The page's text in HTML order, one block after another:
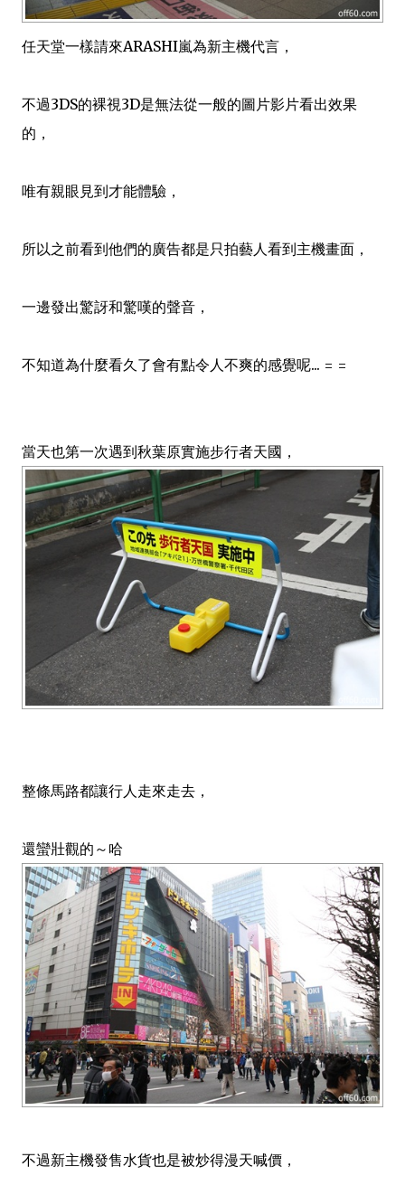
任天堂一樣請來ARASHI嵐為新主機代言，
不過3DS的裸視3D是無法從一般的圖片影片看出效果
的，
唯有親眼見到才能體驗，
所以之前看到他們的廣告都是只拍藝人看到主機畫面，
一邊發出驚訝和驚嘆的聲音，
不知道為什麼看久了會有點令人不爽的感覺呢... = =
當天也第一次遇到秋葉原實施步行者天國，
整條馬路都讓行人走來走去，
還蠻壯觀的～哈
不過新主機發售水貨也是被炒得漫天喊價，